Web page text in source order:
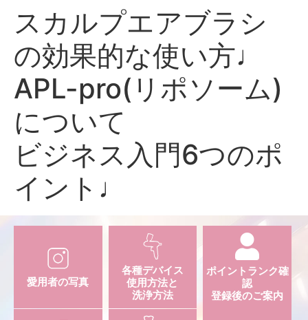
スカルプエアブラシ
の効果的な使い方♩
APL-pro(リポソーム)
について
ビジネス入門6つのポ
イント♩
愛用者の写真
各種デバイス
使用方法と
洗浄方法
ポイントランク確
認
登録後のご案内